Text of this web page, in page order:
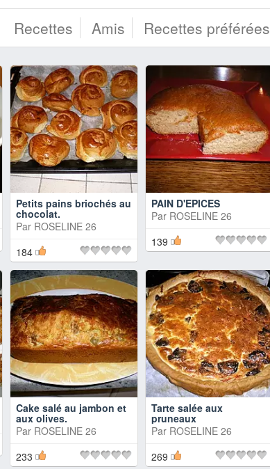
Recettes Amis Recettes préférées
Petits pains briochés au
chocolat.
Par ROSELINE 26
184
PAIN D'EPICES
Par ROSELINE 26
139
Cake salé au jambon et
aux olives.
Par ROSELINE 26
233
Tarte salée aux
pruneaux
Par ROSELINE 26
269